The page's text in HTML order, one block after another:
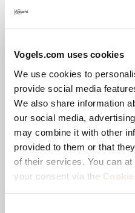
Vogels.com uses cookies
We use cookies to
provide social media
We also share information
our social media,
may combine it with other
provided to them or that
of their services. You can
your consent via the
Productcategorie
Garantie
Kleur
Max. grootte beeldscherm (inch)